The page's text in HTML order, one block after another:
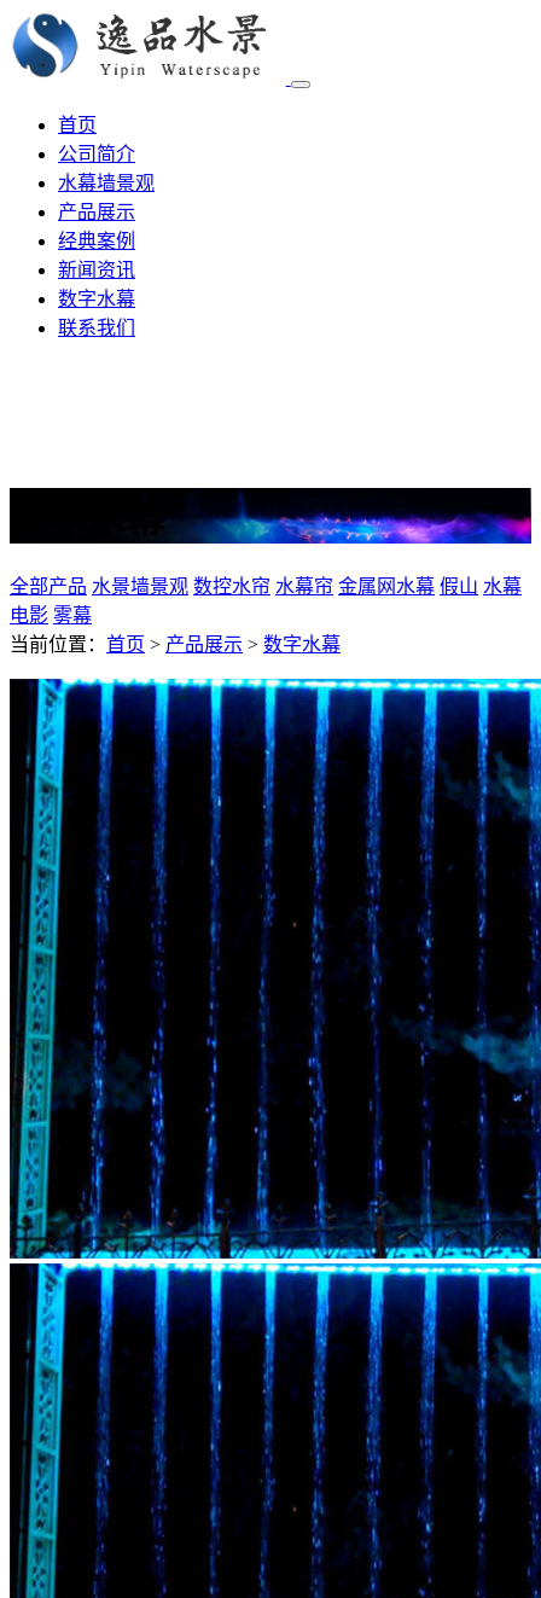
首页
公司简介
水幕墙景观
产品展示
经典案例
新闻资讯
数字水幕
联系我们
数字水幕
全部产品 水景墙景观 数控水帘 水幕帘 金属网水幕 假山 水幕
电影 雾幕
当前位置： 首页 > 产品展示 > 数字水幕